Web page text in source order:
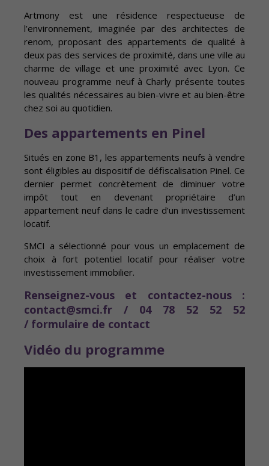
Artmony est une résidence respectueuse de
l’environnement, imaginée par des architectes de
renom, proposant des appartements de qualité à
deux pas des services de proximité, dans une ville au
charme de village et une proximité avec Lyon. Ce
nouveau programme neuf à Charly présente toutes
les qualités nécessaires au bien-vivre et au bien-être
chez soi au quotidien.
Des appartements en Pinel
Situés en zone B1, les appartements neufs à vendre
sont éligibles au dispositif de défiscalisation Pinel. Ce
dernier permet concrètement de diminuer votre
impôt tout en devenant propriétaire d’un
appartement neuf dans le cadre d’un investissement
locatif.
SMCI a sélectionné pour vous un emplacement de
choix à fort potentiel locatif pour réaliser votre
investissement immobilier.
Renseignez-vous et contactez-nous :
contact@smci.fr / 04 78 52 52 52
/ formulaire de contact
Vidéo du programme